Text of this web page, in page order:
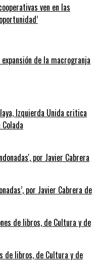
ven en las
de la macrogranja
Izquierda Unida critica
por Javier Cabrera de
de libros, de Cultura y de